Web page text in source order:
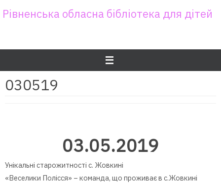
toРівненська обласна бібліотека для дітей
030519
03.05.2019
Унікальні старожитності с. Жовкині
«Веселики Полісся» – команда, що проживає в с.Жовкині